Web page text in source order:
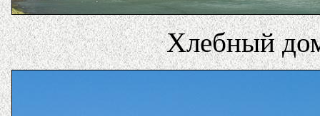
Хлебный